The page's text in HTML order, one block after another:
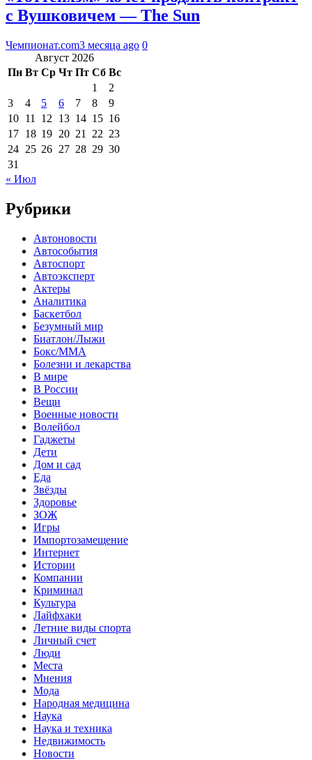
с Вушковичем — The Sun
Чемпионат.com3 месяца ago 0
Август 2026
Пн Вт Ср Чт Пт Сб Вс
1
2
3
4 5 6 7 8
9
10 11 12 13 14 15 16
17 18 19 20 21 22 23
24 25 26 27 28 29 30
31
« Июл
Рубрики
Автоновости
Автособытия
Автоспорт
Автоэксперт
Актеры
Аналитика
Баскетбол
Безумный мир
Биатлон/Лыжи
Бокс/MMA
Болезни и лекарства
В мире
В России
Вещи
Военные новости
Волейбол
Гаджеты
Дети
Дом и сад
Еда
Звёзды
Здоровье
ЗОЖ
Игры
Импортозамещение
Интернет
Истории
Компании
Криминал
Культура
Лайфхаки
Летние виды спорта
Личный счет
Люди
Места
Мнения
Мода
Народная медицина
Наука
Наука и техника
Недвижимость
Новости